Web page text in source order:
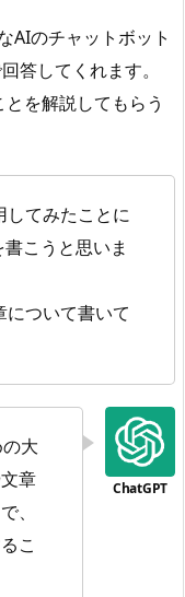
AIのチャットボット
答してくれます。
を解説してもらう
してみたことに
こうと思いま
について書いて
大
章
、
こ